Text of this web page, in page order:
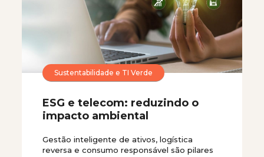
Sustentabilidade e TI Verde
ESG e telecom: reduzindo o
impacto ambiental
Gestão inteligente de ativos, logística
reversa e consumo responsável são pilares